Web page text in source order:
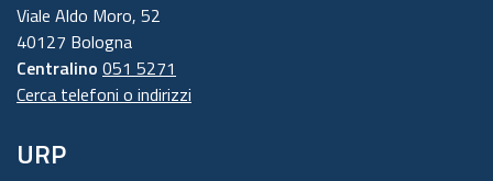
Viale Aldo Moro, 52
40127 Bologna
Centralino 051 5271
Cerca telefoni o indirizzi
URP